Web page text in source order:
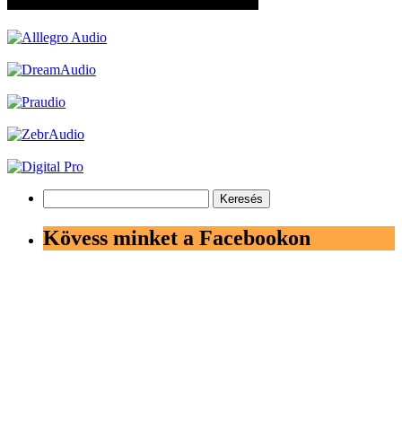
Kövess minket a Facebookon